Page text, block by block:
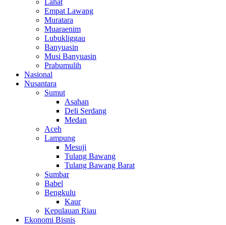
Lahat
Empat Lawang
Muratara
Muaraenim
Lubukliggau
Banyuasin
Musi Banyuasin
Prabumulih
Nasional
Nusantara
Sumut
Asahan
Deli Serdang
Medan
Aceh
Lampung
Mesuji
Tulang Bawang
Tulang Bawang Barat
Sumbar
Babel
Bengkulu
Kaur
Kepulauan Riau
Ekonomi Bisnis